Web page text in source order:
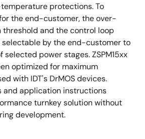
protections. To
the end-customer, the over-
and the control loop
by the end-customer to
selected power stages. ZSPM15xx
optimized for maximum
with IDT's DrMOS devices.
and application instructions
turnkey solution without
development.